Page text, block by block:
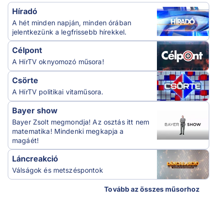
Híradó
A hét minden napján, minden órában
jelentkezünk a legfrissebb hírekkel.
Célpont
A HírTV oknyomozó műsora!
Csörte
A HírTV politikai vitaműsora.
Bayer show
Bayer Zsolt megmondja! Az osztás itt nem
matematika! Mindenki megkapja a
magáét!
Láncreakció
Válságok és metszéspontok
Tovább az összes műsorhoz